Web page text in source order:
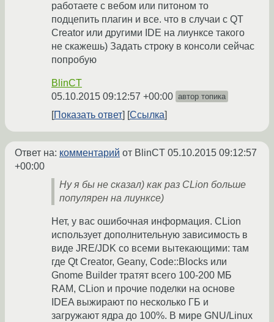
работаете с вебом или питоном то
подцепить плагин и все. что в случаи с QT
Creator или другими IDE на лиунксе такого
не скажешь) Задать строку в консоли сейчас
попробую
BlinCT
05.10.2015 09:12:57 +00:00 автор топика
Показать ответ Ссылка
Ответ на: комментарий от BlinCT 05.10.2015 09:12:57
+00:00
Ну я бы не сказал) как раз CLion больше
популярен на лиунксе)
Нет, у вас ошибочная информация. CLion
использует дополнительную зависимость в
виде JRE/JDK со всеми вытекающими: там
где Qt Creator, Geany, Code::Blocks или
Gnome Builder тратят всего 100-200 МБ
RAM, CLion и прочие поделки на основе
IDEA выжирают по несколько ГБ и
загружают ядра до 100%. В мире GNU/Linux